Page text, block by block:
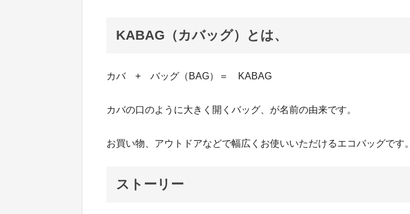
KABAG（カバッグ）とは、
カバ + バッグ（BAG）＝ KABAG
カバの口のように大きく開くバッグ、が名前の由来です。
お買い物、アウトドアなどで幅広くお使いいただけるエコバッグです。
ストーリー